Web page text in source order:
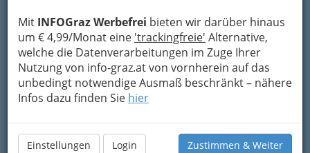
Mit INFOGraz Werbefrei bieten wir darüber hinaus
um € 4,99/Monat eine 'trackingfreie' Alternative,
welche die Datenverarbeitungen im Zuge Ihrer
Nutzung von info-graz.at von vornherein auf das
unbedingt notwendige Ausmaß beschränkt – nähere
Infos dazu finden Sie hier
Einstellungen Login Zustimmen & Weiter
Meine Nachricht